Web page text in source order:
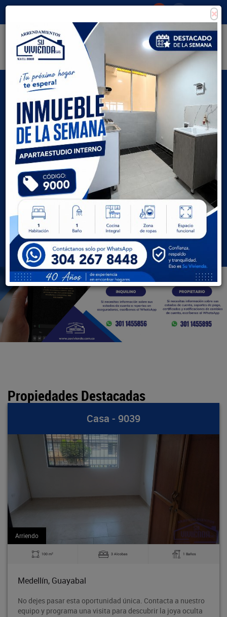
Tipo de inmueble
Todas las ciudades
AVANZADA
BUSCAR
×
Propiedades Destacadas
3 Alcobas 1 Baños
única. Contacta a nuestro
visita para descubrir la joya oculta
Arriendo
140 m
Bodega en tercer
Rodeo entre la